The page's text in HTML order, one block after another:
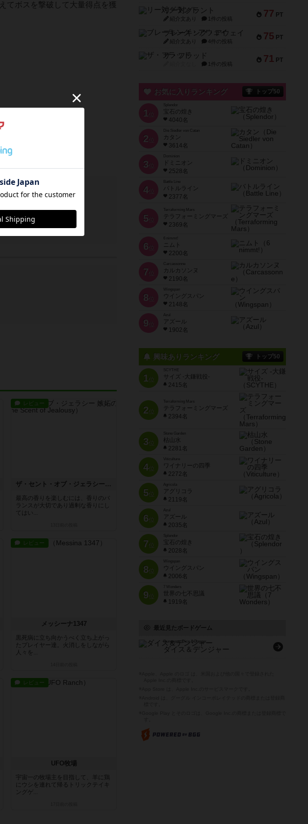
てボスを撃破して大量得点を獲
レビュー
ザ・セント・オブ・ジェラシー 嫉妬の香り
最高の香りを楽しむには、香りのバ
ランスが大切であり過剰な香りにし
てはい...
レビュー
メッシーナ1347
黒死病に立ち向かうべく立ち上がっ
たプレイヤー達。火消しをしながら
人々を...
レビュー
UFO牧場
宇宙一の牧場主を目指して、羊に鶏
にウシを連れて帰るトリックテイキ
ングゲ...
77 PT
リー対グラント
紹介文あり 1件の投稿
75 PT
ブレーキング・アウェイ
紹介文あり 4件の投稿
71 PT
ザ・フラッド
1件の投稿
お気に入りランキング トップ50
1 位
宝石の煌き
4040名
2 位
Die Siedler von Catan
カタン
3614名
3 位
ドミニオン
2528名
4位
Battle Line
バトルライン
2377名
5 位
Terraforming Mars
テラフォーミングマーズ
2369名
6 位
ニムト
2200名
7 位
Carcassonne
カルカソンヌ
2190名
8 位
Wingspan
ウイングスパン
2148名
9 位
Azul
アズール
1902名
興味ありランキング トップ50
1位
SCYTHE
サイズ -大鎌戦役-
2415名
2位
Terraforming Mars
テラフォーミングマーズ
2394名
3位
Stone Garden
枯山水
2281名
4位
Viticulture
ワイナリーの四季
2272名
5位
Agricola
アグリコラ
2119名
6位
Azul
アズール
2035名
7位
宝石の煌き
2028名
8位
Wingspan
ウイングスパン
2006名
9位
7 Wonders
世界の七不思議
1919名
最近見たボードゲーム
Dungeons, Dice & Danger
ダイス＆デンジャー